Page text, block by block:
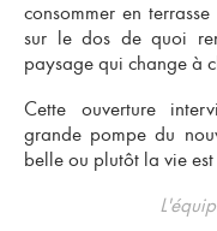
consommer en
sur le dos de quoi
paysage qui change à
Cette ouverture
grande pompe du
belle ou plutôt la vie